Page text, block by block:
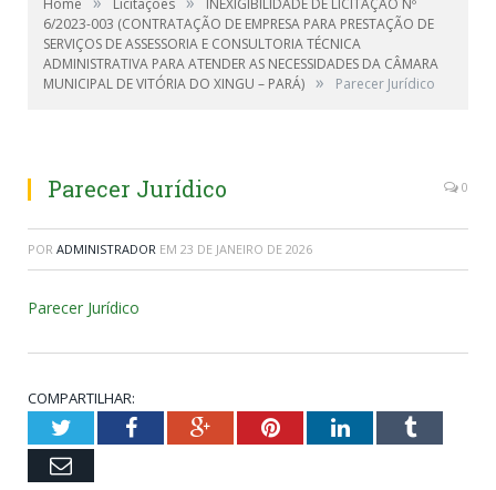
Home Licitações
INEXIGIBILIDADE DE LICITAÇÃO Nº
6/2023-003 (CONTRATAÇÃO DE EMPRESA PARA PRESTAÇÃO DE
SERVIÇOS DE ASSESSORIA E CONSULTORIA TÉCNICA
ADMINISTRATIVA PARA ATENDER AS NECESSIDADES DA CÂMARA
MUNICIPAL DE VITÓRIA DO XINGU – PARÁ) » Parecer Jurídico
Parecer Jurídico 0
POR ADMINISTRADOR EM 23 DE JANEIRO DE 2026
Parecer Jurídico
COMPARTILHAR:
TwitterFacebookGoogle+PinterestLinkedInTumblr
Email